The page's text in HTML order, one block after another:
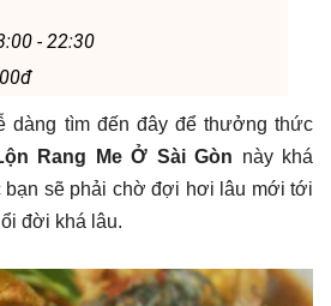
- 22:30
dàng tìm đến đây để thưởng thức
Rang Me Ở Sài Gòn này khá
bạn sẽ phải chờ đợi hơi lâu mới tới
đời khá lâu.